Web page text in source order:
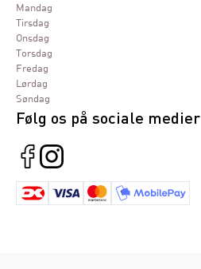
Mandag
Tirsdag
Onsdag
Torsdag
Fredag
Lørdag
Søndag
Følg os på sociale medier